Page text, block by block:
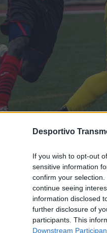
Desportivo
If you wish to opt-out
sensitive information
confirm your
continue seeing
information disclosed
further disclosure of
participants. This
Downstream
da Divisão de Honra da
grande intensidade, com a
um ritmo elevado, e aos 20